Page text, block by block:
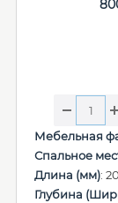
Мебельная
Спальное
Длина (мм):
Глубина